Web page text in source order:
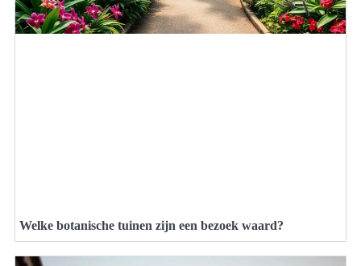
Welke botanische tuinen zijn een bezoek waard?